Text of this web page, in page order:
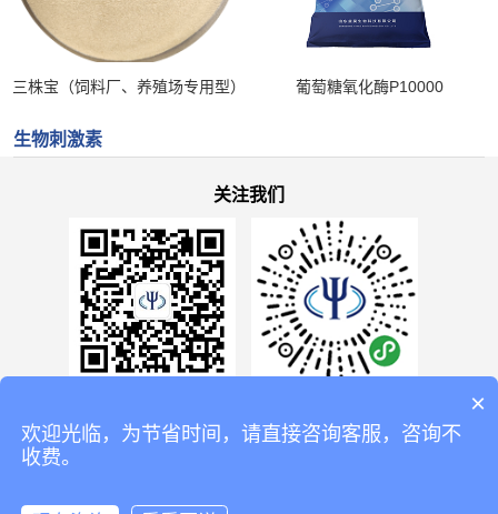
三株宝（饲料厂、养殖场专用型） 葡萄糖氧化酶P10000
生物刺激素
关注我们
×
欢迎光临，为节省时间，请直接咨询客服，咨询不
收费。